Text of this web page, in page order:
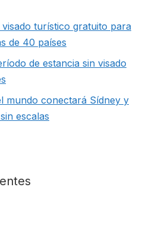
turístico gratuito para
de 40 países
de estancia sin visado
mundo conectará Sídney y
escalas